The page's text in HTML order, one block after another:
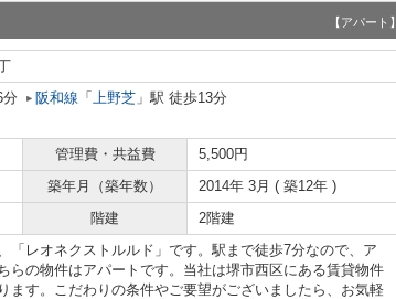
【アパート】
分 阪和線 「 上野芝 」駅 徒歩13分
管理費・共益費
5,500円
築年月（築年数）
2014年 3月 ( 築12年 )
階建 2階建
「レオネクストルルド」です。駅まで徒歩7分なので、ア
らの物件はアパートです。当社は堺市西区にある賃貸物件
ます。こだわりの条件やご要望がございましたら、お気軽